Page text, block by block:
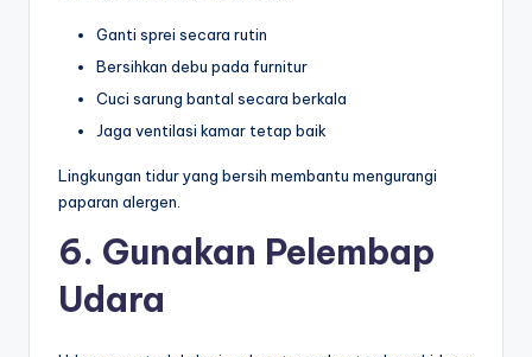
Ganti sprei secara rutin
Bersihkan debu pada furnitur
Cuci sarung bantal secara berkala
Jaga ventilasi kamar tetap baik
Lingkungan tidur yang bersih membantu mengurangi
paparan alergen.
6. Gunakan Pelembap
Udara